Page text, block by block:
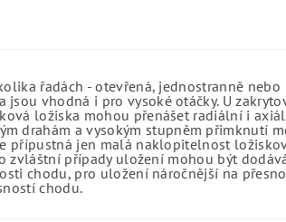
řadách - otevřená, jednostranně nebo
vhodná i pro vysoké otáčky. U
ložiska mohou přenášet radiální i
drahám a vysokým stupněm přimknutí
přípustná jen malá naklopitelnost
zvláštní případy uložení mohou být
chodu, pro uložení náročnější na
chodu.